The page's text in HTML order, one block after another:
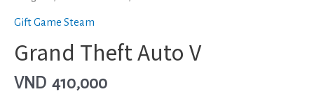
Gift Game Steam
Grand Theft Auto V
VND 410,000